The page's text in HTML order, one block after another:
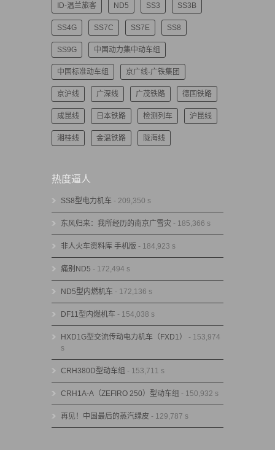
ID-温兰旅客 ND5 SS3 SS3B
SS4G SS7C SS7E SS8
SS9G 中国动力集中动车组
中国标准动车组 京广线-广铁集团
京沪线 广深线 广茂铁路 德国铁路
成昆线 日本铁路 检测列车 沪昆线
湘桂线 金温铁路 陇海线
热度逼人
SS8型电力机车 - 209,350 s
东风归来：我所经历的南京广雪灾 - 185,366 s
非人火车资料库 手机版 - 184,923 s
痛别ND5 - 172,494 s
ND5型内燃机车 - 172,136 s
DF11型内燃机车 - 154,038 s
HXD1G型交流传动电力机车（FXD1）
- 153,974
s
CRH380D型动车组 - 153,711 s
CRH1A-A（ZEFIRO 250）型动车组 - 150,932 s
再见！中国最后的蒸汽绿皮 - 129,787 s